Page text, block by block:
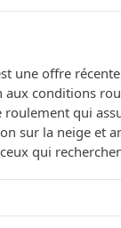
une offre
aux conditions
qui
sur la neige et
qui